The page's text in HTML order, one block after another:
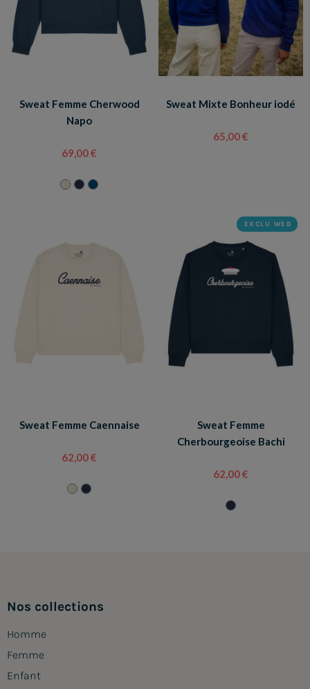
Sweat Femme Cherwood
Napo
69,00 €
Sweat Mixte Bonheur iodé
65,00 €
Sweat Femme Caennaise
62,00 €
EXCLU WEB
Sweat Femme
Cherbourgeoise Bachi
62,00 €
Nos collections
Homme
Femme
Enfant